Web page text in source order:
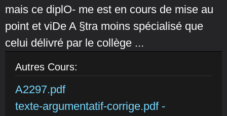
mais ce diplO- me est en cours de mise au
point et viDe A §tra moins spécialisé que
celui délivré par le collège ...
Autres Cours:
A2297.pdf
texte-argumentatif-corrige.pdf -